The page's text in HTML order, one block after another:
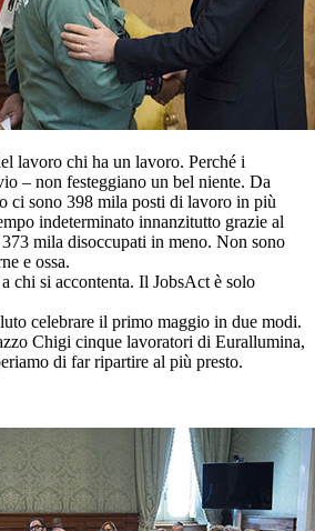
lavoro chi ha un lavoro. Perché i
– non festeggiano un bel niente. Da
ci sono 398 mila posti di lavoro in più
indeterminato innanzitutto grazie al
mila disoccupati in meno. Non sono
e ossa.
chi si accontenta. Il JobsAct è solo
celebrare il primo maggio in due modi.
Chigi cinque lavoratori di Eurallumina,
di far ripartire al più presto.